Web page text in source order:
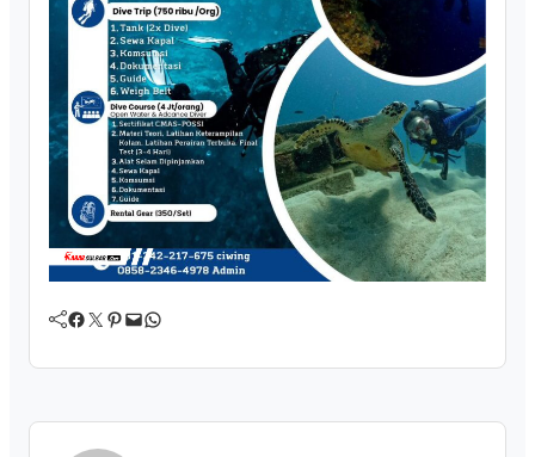
Facebook Twitter Pinterest Mail WhatsApp